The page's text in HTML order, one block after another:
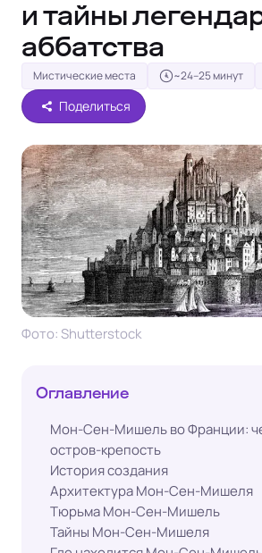
и тайны
аббатства
Мистические места ~24–25 минут
Поделиться
Фото: Shutterstock
Оглавление
Мон-Сен-Мишель во Франции:
остров-крепость
История создания
Архитектура Мон-Сен-Мишеля
Тюрьма Мон-Сен-Мишель
Тайны Мон-Сен-Мишеля